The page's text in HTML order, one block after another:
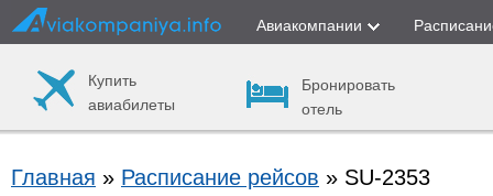
Авиакомпании
Купить
авиабилеты
Бронировать
отель
Главная » Расписание рейсов » SU-2353